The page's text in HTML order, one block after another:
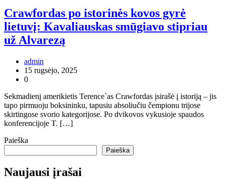
Crawfordas po istorinės kovos gyrė
lietuvį: Kavaliauskas smūgiavo stipriau
už Alvarezą
admin
15 rugsėjo, 2025
0
Sekmadienį amerikietis Terence`as Crawfordas įsirašė į istoriją – jis
tapo pirmuoju boksininku, tapusiu absoliučiu čempionu trijose
skirtingose svorio kategorijose. Po dvikovos vykusioje spaudos
konferencijoje T. […]
Paieška
Paieška
Naujausi įrašai